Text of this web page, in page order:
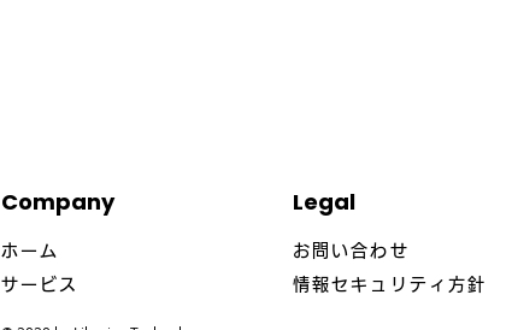
Company
ホーム
サービス
Legal
お問い合わせ
情報セキュリティ方針